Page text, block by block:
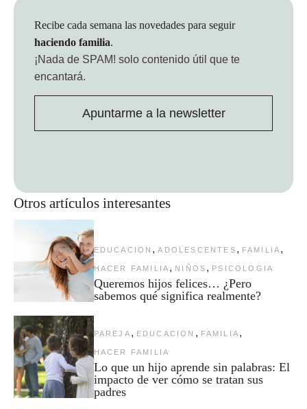
Otros artículos interesantes
EDUCACION , ADOLESCENTES , FAMILIA ,
HACER FAMILIA , NIÑOS , PSICOLOGIA
Queremos hijos felices… ¿Pero
sabemos qué significa realmente?
PAREJA , EDUCACION , FAMILIA ,
HACER FAMILIA
Lo que un hijo aprende sin palabras: El
impacto de ver cómo se tratan sus
padres
Recibe cada semana las novedades para seguir
haciendo familia.
¡Nada de SPAM! solo contenido útil que te
encantará.
Apuntarme a la newsletter